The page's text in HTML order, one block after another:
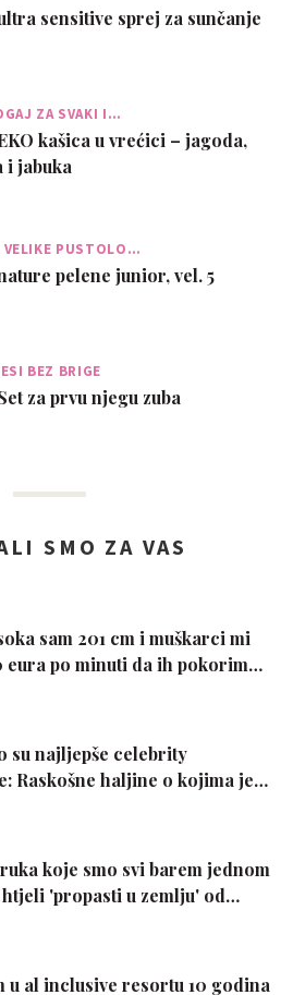
sensitive sprej za sunčanje
ZA SVAKI I…
kašica u vrećici – jagoda,
i jabuka
VELIKE PUSTOLO…
pelene junior, vel. 5
BEZ BRIGE
za prvu njegu zuba